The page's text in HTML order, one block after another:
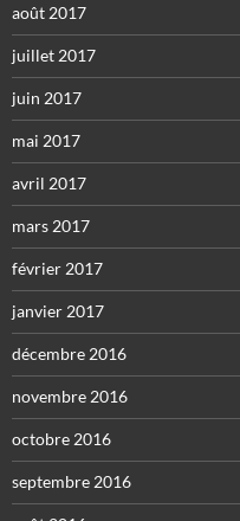
août 2017
juillet 2017
juin 2017
mai 2017
avril 2017
mars 2017
février 2017
janvier 2017
décembre 2016
novembre 2016
octobre 2016
septembre 2016